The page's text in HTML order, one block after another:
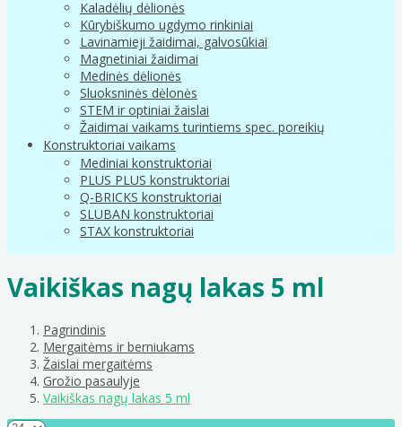
Kaladėlių dėlionės
Kūrybiškumo ugdymo rinkiniai
Lavinamieji žaidimai, galvosūkiai
Magnetiniai žaidimai
Medinės dėlionės
Sluoksninės dėlonės
STEM ir optiniai žaislai
Žaidimai vaikams turintiems spec. poreikių
Konstruktoriai vaikams
Mediniai konstruktoriai
PLUS PLUS konstruktoriai
Q-BRICKS konstruktoriai
SLUBAN konstruktoriai
STAX konstruktoriai
Vaikiškas nagų lakas 5 ml
Pagrindinis
Mergaitėms ir berniukams
Žaislai mergaitėms
Grožio pasaulyje
Vaikiškas nagų lakas 5 ml